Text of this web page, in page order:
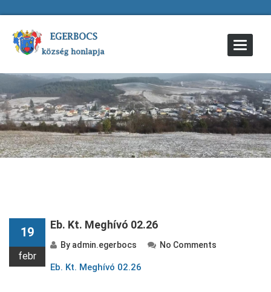
Toggle
19
febr
Eb. Kt. Meghívó 02.26
By admin.egerbocs No Comments
Eb. Kt. Meghívó 02.26